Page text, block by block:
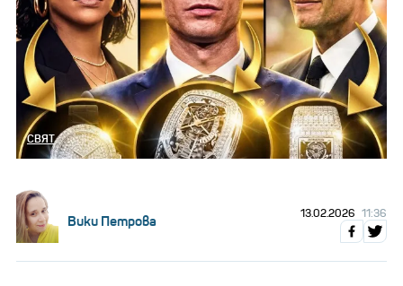
СВЯТ
Вики Петрова 13.02.2026 11:36